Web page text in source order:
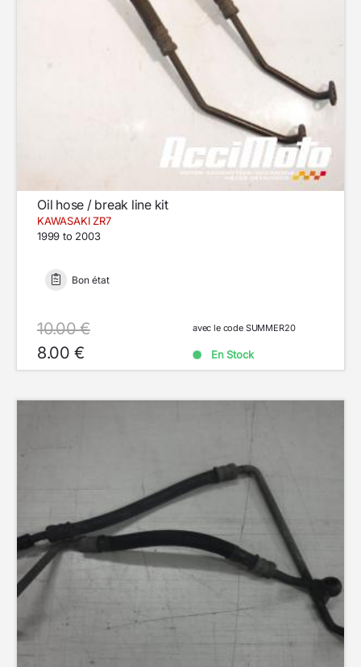
Oil hose / break line kit
KAWASAKI ZR7
1999 to 2003
Bon état
10.00 €
8.00 €
avec le code SUMMER20
En Stock